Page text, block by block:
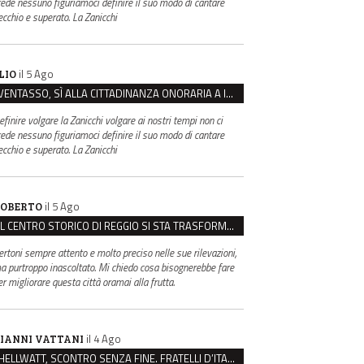
e superato. La Zanicchi
il 5 Ago
VENTASSO, SÌ ALLA CITTADINANZA ONORARIA A IVA ZANICCHI. MA BARGIACCHI: “È DI PESSIMO GUSTO”
volgare la Zanicchi volgare ai nostri tempi non ci
nessuno figuriamoci definire il suo modo di cantare
e superato. La Zanicchi
il 5 Ago
IL CENTRO STORICO DI REGGIO SI STA TRASFORMANDO, E NON IN MEGLIO
sempre attento e molto preciso nelle sue rilevazioni,
purtroppo inascoltato. Mi chiedo cosa bisognerebbe fare
migliorare questa città oramai alla frutta.
VATTANI il 4 Ago
HELLWATT, SCONTRO SENZA FINE. FRATELLI D’ITALIA: “MILANI PORTA DOCUMENTI, DE FRANCO INSULTI”